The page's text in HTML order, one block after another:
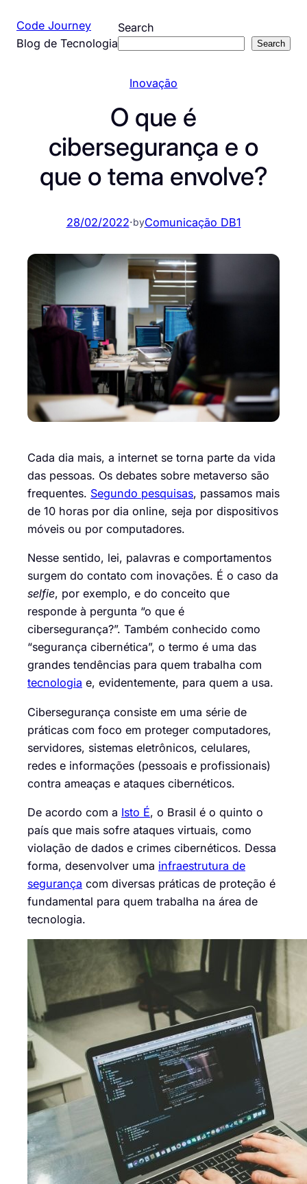
para
Code Journey
Blog de Tecnologia
Search
Search
Inovação
O que é
cibersegurança e o
que o tema envolve?
28/02/2022·byComunicação DB1
Cada dia mais, a internet se torna parte da vida
das pessoas. Os debates sobre metaverso são
frequentes. Segundo pesquisas, passamos mais
de 10 horas por dia online, seja por dispositivos
móveis ou por computadores.
Nesse sentido, lei, palavras e comportamentos
surgem do contato com inovações. É o caso da
selfie, por exemplo, e do conceito que
responde à pergunta “o que é
cibersegurança?”. Também conhecido como
“segurança cibernética”, o termo é uma das
grandes tendências para quem trabalha com
tecnologia e, evidentemente, para quem a usa.
Cibersegurança consiste em uma série de
práticas com foco em proteger computadores,
servidores, sistemas eletrônicos, celulares,
redes e informações (pessoais e profissionais)
contra ameaças e ataques cibernéticos.
De acordo com a Isto É, o Brasil é o quinto o
país que mais sofre ataques virtuais, como
violação de dados e crimes cibernéticos. Dessa
forma, desenvolver uma infraestrutura de
segurança com diversas práticas de proteção é
fundamental para quem trabalha na área de
tecnologia.